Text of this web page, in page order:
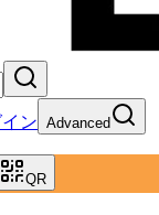
ン Advanced
QR